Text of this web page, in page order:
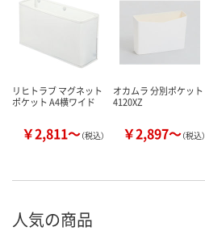
リヒトラブ マグネット
ポケット A4横ワイド
￥2,811～（税込）
オカムラ 分別ポケット
4120XZ
￥2,897～（税込）
人気の商品